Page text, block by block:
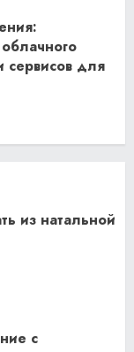
сервисов для
из натальной
с